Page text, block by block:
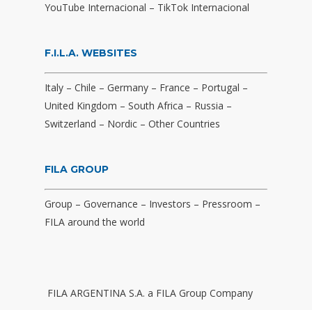
YouTube Internacional – TikTok Internacional
F.I.L.A. WEBSITES
Italy – Chile – Germany – France – Portugal –
United Kingdom – South Africa – Russia –
Switzerland – Nordic – Other Countries
FILA GROUP
Group – Governance – Investors – Pressroom –
FILA around the world
FILA ARGENTINA S.A. a FILA Group Company